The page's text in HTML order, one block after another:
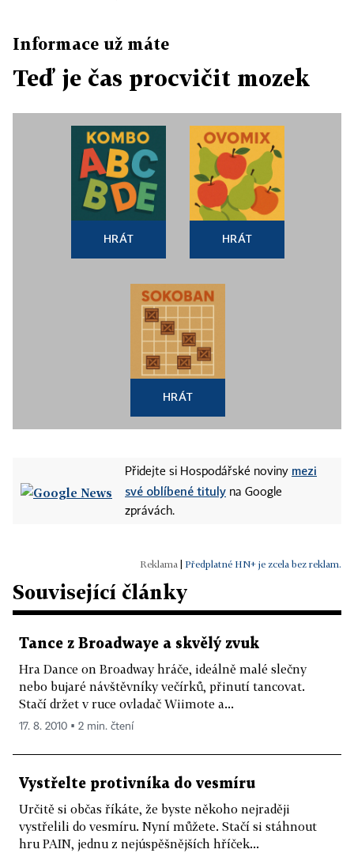
Informace už máte
Teď je čas procvičit mozek
HRÁT HRÁT
HRÁT
Přidejte si Hospodářské noviny mezi
své oblíbené tituly na Google
zprávách.
Předplatné HN+ je zcela bez reklam.
Související články
Tance z Broadwaye a skvělý zvuk
Hra Dance on Broadway hráče, ideálně malé slečny
nebo bujaré návštěvníky večírků, přinutí tancovat.
Stačí držet v ruce ovladač Wiimote a...
17. 8. 2010 ▪ 2 min. čtení
Vystřelte protivníka do vesmíru
Určitě si občas říkáte, že byste někoho nejraději
vystřelili do vesmíru. Nyní můžete. Stačí si stáhnout
hru PAIN, jednu z nejúspěšnějších hříček...